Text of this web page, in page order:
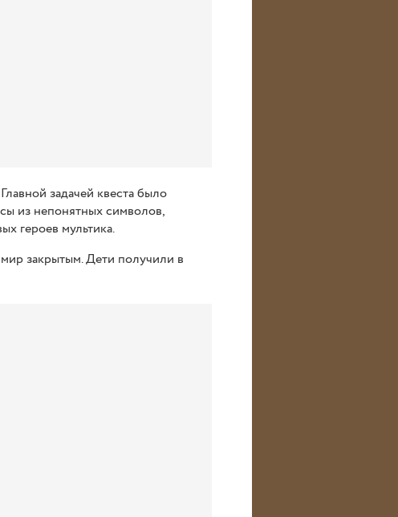
задачей квеста было
из непонятных символов,
героев мультика.
закрытым. Дети получили в